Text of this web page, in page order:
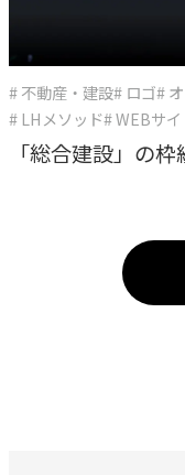
# 不動産・建設# ロゴ#
# LHメソッド# WEBサイ
「総合建設」の
学と「余白」を